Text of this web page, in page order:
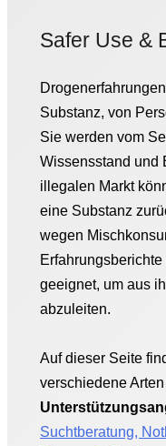
Safer Use &
Substanz, von
Sie werden vom
Wissensstand und
illegalen Markt
eine Substanz
wegen
geeignet, um aus
abzuleiten.
Auf dieser Seite
verschiedene
Suchtberatung,